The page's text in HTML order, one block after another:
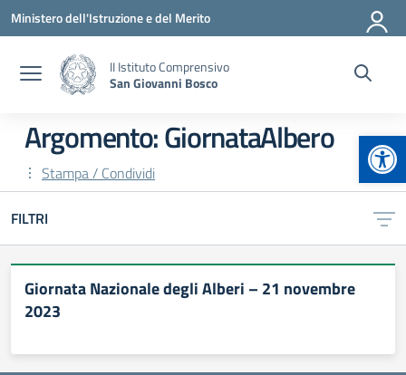
Vai ai contenuti
Vai al menu di navigazione
Vai al footer
Ministero dell'Istruzione e del Merito
II Istituto Comprensivo
San Giovanni Bosco
Argomento: GiornataAlbero
Stampa / Condividi
FILTRI
Giornata Nazionale degli Alberi – 21 novembre
2023